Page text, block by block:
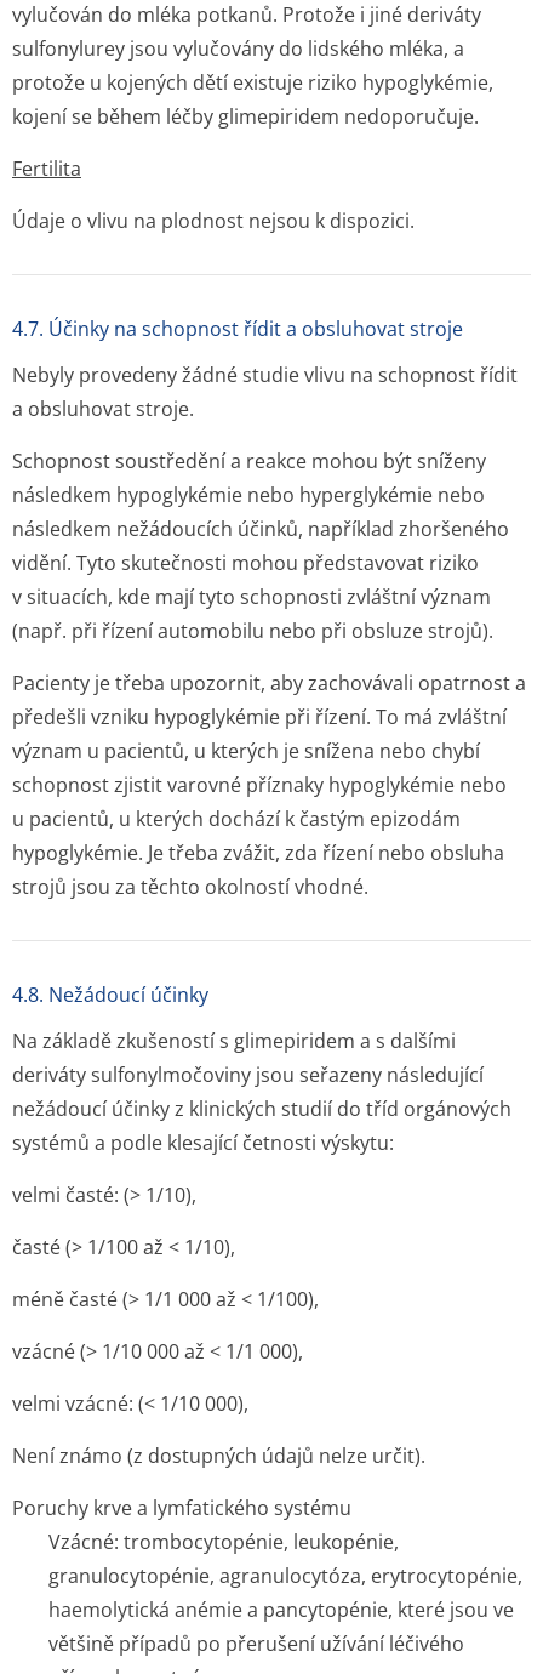
vylučován do mléka potkanů. Protože i jiné deriváty
sulfonylurey jsou vylučovány do lidského mléka, a
protože u kojených dětí existuje riziko hypoglykémie,
kojení se během léčby glimepiridem nedoporučuje.
Fertilita
Údaje o vlivu na plodnost nejsou k dispozici.
4.7. Účinky na schopnost řídit a obsluhovat stroje
Nebyly provedeny žádné studie vlivu na schopnost řídit
a obsluhovat stroje.
Schopnost soustředění a reakce mohou být sníženy
následkem hypoglykémie nebo hyperglykémie nebo
následkem nežádoucích účinků, například zhoršeného
vidění. Tyto skutečnosti mohou představovat riziko
v situacích, kde mají tyto schopnosti zvláštní význam
(např. při řízení automobilu nebo při obsluze strojů).
Pacienty je třeba upozornit, aby zachovávali opatrnost a
předešli vzniku hypoglykémie při řízení. To má zvláštní
význam u pacientů, u kterých je snížena nebo chybí
schopnost zjistit varovné příznaky hypoglykémie nebo
u pacientů, u kterých dochází k častým epizodám
hypoglykémie. Je třeba zvážit, zda řízení nebo obsluha
strojů jsou za těchto okolností vhodné.
4.8. Nežádoucí účinky
Na základě zkušeností s glimepiridem a s dalšími
deriváty sulfonylmočoviny jsou seřazeny následující
nežádoucí účinky z klinických studií do tříd orgánových
systémů a podle klesající četnosti výskytu:
velmi časté: (> 1/10),
časté (> 1/100 až < 1/10),
méně časté (> 1/1 000 až < 1/100),
vzácné (> 1/10 000 až < 1/1 000),
velmi vzácné: (< 1/10 000),
Není známo (z dostupných údajů nelze určit).
Poruchy krve a lymfatického systému
Vzácné: trombocytopénie, leukopénie,
granulocytopénie, agranulocytóza, erytrocytopénie,
haemolytická anémie a pancytopénie, které jsou ve
většině případů po přerušení užívání léčivého